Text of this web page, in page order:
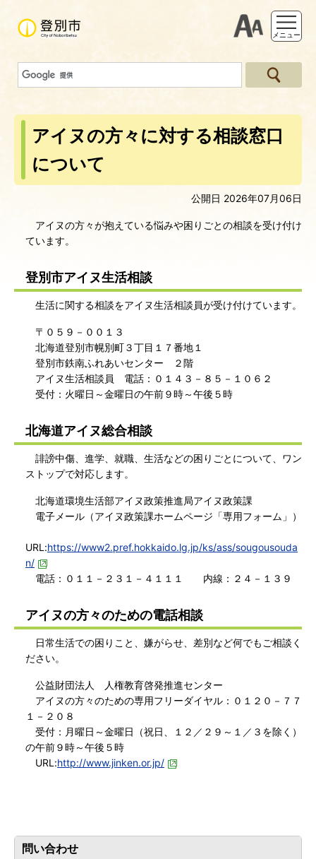
支援ツー
メニュー
アイヌの方々に対する相談窓口
について
公開日 2026年07月06日
アイヌの方々が抱えている悩みや困りごとの相談を受け付け
ています。
登別市アイヌ生活相談
生活に関する相談をアイヌ生活相談員が受け付けています。
〒０５９－００１３
北海道登別市幌別町３丁目１７番地１
登別市鉄南ふれあいセンター ２階
アイヌ生活相談員 電話：０１４３－８５－１０６２
受付：火曜日～金曜日の午前９時～午後５時
北海道アイヌ総合相談
誹謗中傷、進学、就職、生活などの困りごとについて、ワン
ストップで対応します。
北海道環境生活部アイヌ政策推進局アイヌ政策課
電子メール（アイヌ政策課ホームページ「専用フォーム」）
URL:https://www2.pref.hokkaido.lg.jp/ks/ass/sougousouda
n/
電話：０１１－２３１－４１１１ 内線：２４－１３９
アイヌの方々のための電話相談
日常生活での困りこと、嫌がらせ、差別など何でもご相談く
ださい。
公益財団法人 人権教育啓発推進センター
アイヌの方々のための専用フリーダイヤル：０１２０－７７
１－２０８
受付：月曜日～金曜日（祝日、１２／２９～１／３を除く）
の午前９時～午後５時
URL:http://www.jinken.or.jp/
問い合わせ